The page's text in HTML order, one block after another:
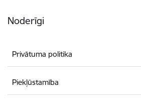
Noderīgi
Privātuma politika
Piekļūstamība